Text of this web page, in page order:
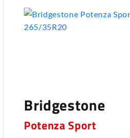
Bridgestone
Potenza Sport